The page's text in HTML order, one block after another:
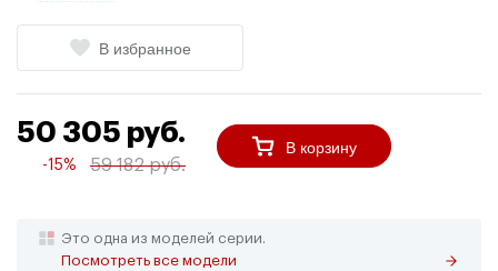
В избранное
50 305 руб.
-15% 59 182 руб.
В корзину
Это одна из моделей серии.
Посмотреть все модели